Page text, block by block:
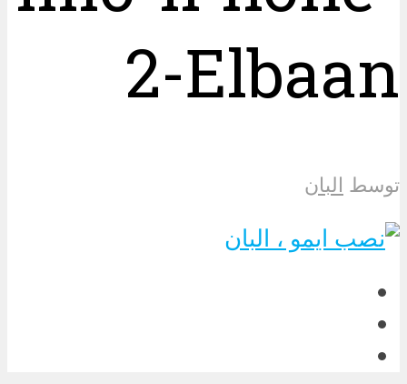
2-Elbaan
توسط البان